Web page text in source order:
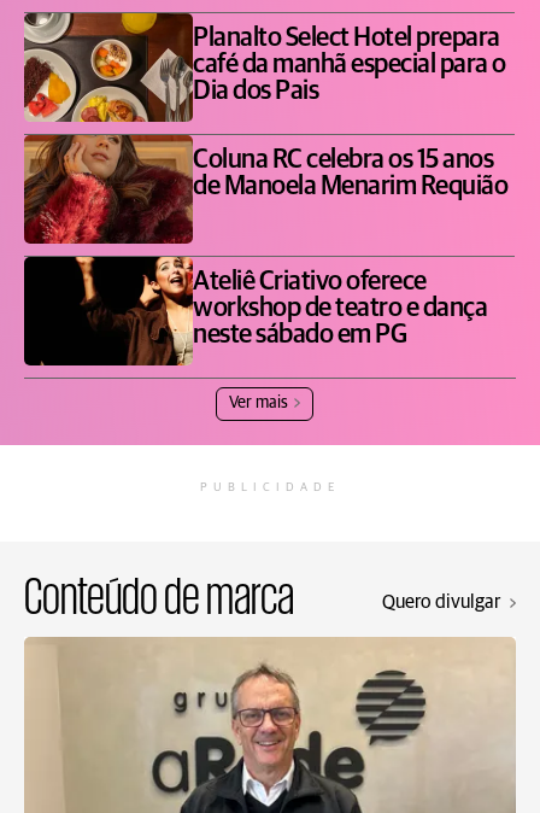
Planalto Select Hotel prepara
café da manhã especial para o
Dia dos Pais
Coluna RC celebra os 15 anos
de Manoela Menarim Requião
Ateliê Criativo oferece
workshop de teatro e dança
neste sábado em PG
Ver mais
PUBLICIDADE
Conteúdo de marca Quero divulgar